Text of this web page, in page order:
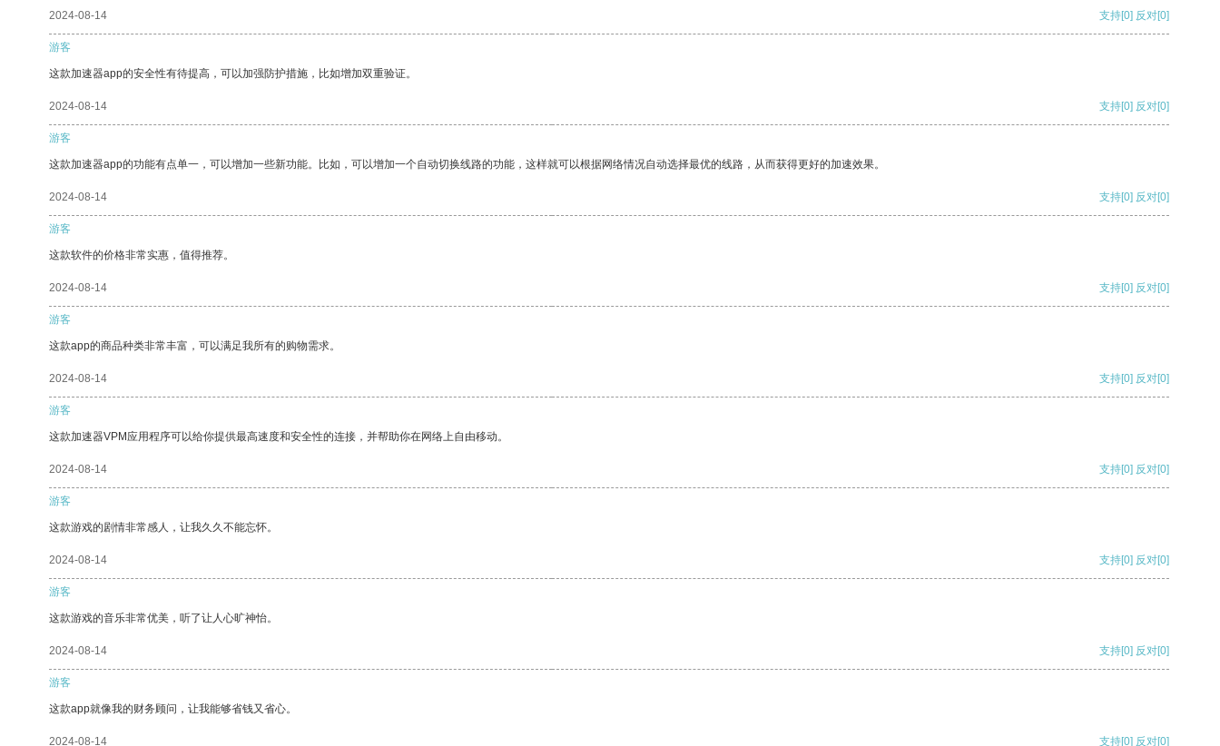
2024-08-14 支持[0] 反对[0]
游客
这款加速器app的安全性有待提高，可以加强防护措施，比如增加双重验证。
2024-08-14 支持[0] 反对[0]
游客
这款加速器app的功能有点单一，可以增加一些新功能。比如，可以增加一个自动切换线路的功能，这样就可以根据网络情况自动选择最优的线路，从而获得更好的加速效果。
2024-08-14 支持[0] 反对[0]
游客
这款软件的价格非常实惠，值得推荐。
2024-08-14 支持[0] 反对[0]
游客
这款app的商品种类非常丰富，可以满足我所有的购物需求。
2024-08-14 支持[0] 反对[0]
游客
这款加速器VPM应用程序可以给你提供最高速度和安全性的连接，并帮助你在网络上自由移动。
2024-08-14 支持[0] 反对[0]
游客
这款游戏的剧情非常感人，让我久久不能忘怀。
2024-08-14 支持[0] 反对[0]
游客
这款游戏的音乐非常优美，听了让人心旷神怡。
2024-08-14 支持[0] 反对[0]
游客
这款app就像我的财务顾问，让我能够省钱又省心。
2024-08-14 支持[0] 反对[0]